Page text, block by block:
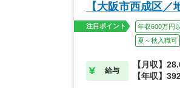
【大阪市西成区
注目ポイント 年収600万円
夏～秋入職可
給与
【月収】
【年収】